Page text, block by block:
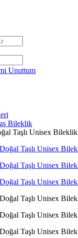
Unuttum
Bileklik
Taşlı Unisex Bileklik